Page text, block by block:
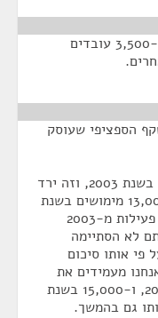
המשמעות של זה היא היתרי יבוא של כ-3,500 עובדים
הספציפי שעוסק
בתחום הבניין היו לנו 30,000 מימושים בשנת 2003, וזה ירד
למכסה של 20,000 בשנת 2004. היו 13,000 מימושים בשנת
2004, כולל גם היתרים שנתנו להרחבת פעילות מ-2003
לא הסתיימה
מתן היתרים ל-2004. על פי אותו סיכום
מעמידים את
המכסה מול הבניין ל-17,500 בשנת 2005, ו-15,000 בשנת